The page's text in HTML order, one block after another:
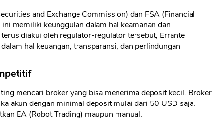
and Exchange Commission) dan FSA (Financial
memiliki keunggulan dalam hal keamanan dan
diakui oleh regulator-regulator tersebut, Errante
hal keuangan, transparansi, dan perlindungan
mencari broker yang bisa menerima deposit kecil. Broker
akun dengan minimal deposit mulai dari 50 USD saja.
EA (Robot Trading) maupun manual.